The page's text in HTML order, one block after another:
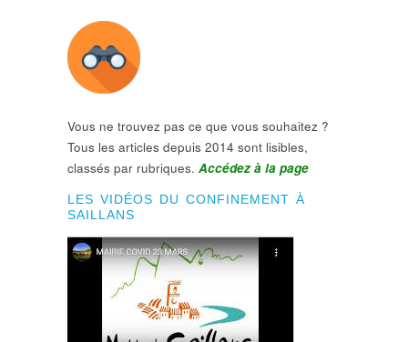
Vous ne trouvez pas ce que vous souhaitez ?
Tous les articles depuis 2014 sont lisibles,
classés par rubriques. Accédez à la page
LES VIDÉOS DU CONFINEMENT À
SAILLANS